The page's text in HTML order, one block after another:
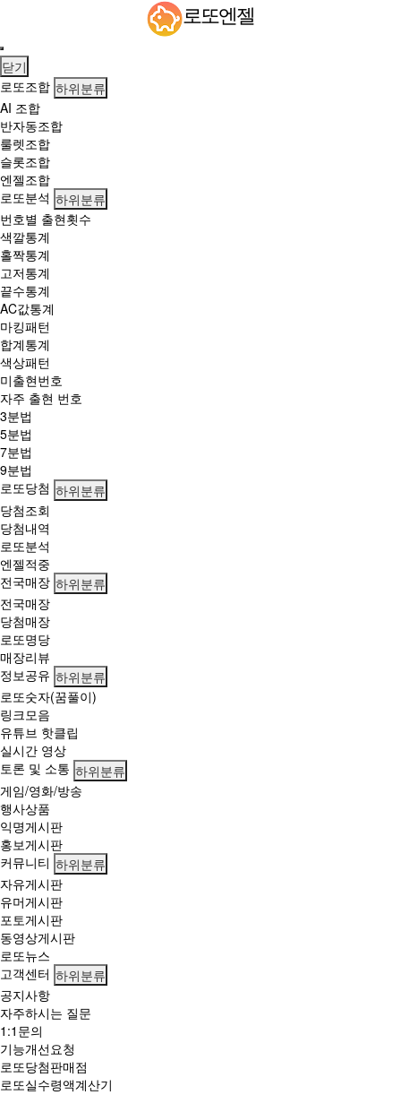
번
호
+당
첨
지
역
발
표…
1
등
1
2.
8
억
로또엔젤
닫기
로또조합 하위분류
AI 조합
반자동조합
룰렛조합
슬롯조합
엔젤조합
로또분석 하위분류
번호별 출현횟수
색깔통계
홀짝통계
고저통계
끝수통계
AC값통계
마킹패턴
합계통계
색상패턴
미출현번호
자주 출현 번호
3분법
5분법
7분법
9분법
로또당첨 하위분류
당첨조회
당첨내역
로또분석
엔젤적중
전국매장 하위분류
전국매장
당첨매장
로또명당
매장리뷰
정보공유 하위분류
로또숫자(꿈풀이)
링크모음
유튜브 핫클립
실시간 영상
토론 및 소통 하위분류
게임/영화/방송
행사상품
익명게시판
홍보게시판
커뮤니티 하위분류
자유게시판
유머게시판
포토게시판
동영상게시판
로또뉴스
고객센터 하위분류
공지사항
자주하시는 질문
1:1문의
기능개선요청
로또당첨판매점
로또실수령액계산기